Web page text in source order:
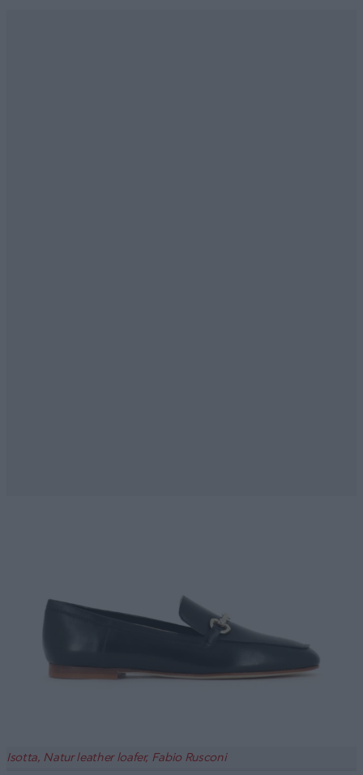
Isotta, Natur leather loafer, Fabio Rusconi